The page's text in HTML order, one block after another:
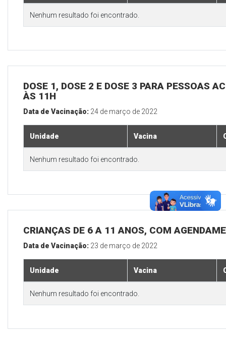
Nenhum resultado foi encontrado.
DOSE 1, DOSE 2 E DOSE 3 PARA PESSOAS
ÀS 11H
Data de Vacinação: 24 de março de 2022
Unidade Vacina
Nenhum resultado foi encontrado.
CRIANÇAS DE 6 A 11 ANOS, COM
Data de Vacinação: 23 de março de 2022
Unidade Vacina
Nenhum resultado foi encontrado.